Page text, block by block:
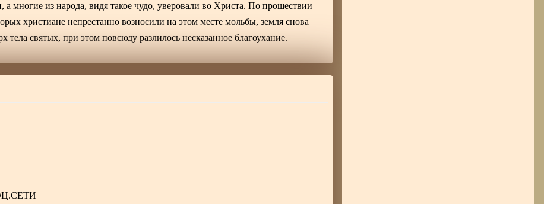
а многие из народа, видя такое чудо, уверовали во Христа. По прошествии
христиане непрестанно возносили на этом месте мольбы, земля снова
тела святых, при этом повсюду разлилось несказанное благоухание.